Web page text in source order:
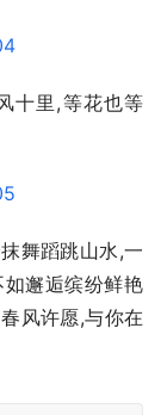
十里,等花也等
舞蹈跳山水,一
邂逅缤纷鲜艳
风许愿,与你在